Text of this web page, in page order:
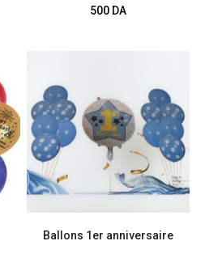
500 DA
Ballons 1er anniversaire